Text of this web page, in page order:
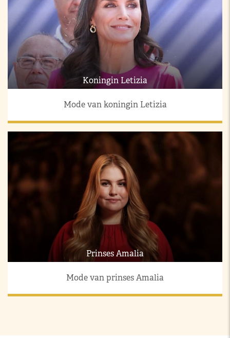
Koningin Letizia
Mode van koningin Letizia
Prinses Amalia
Mode van prinses Amalia